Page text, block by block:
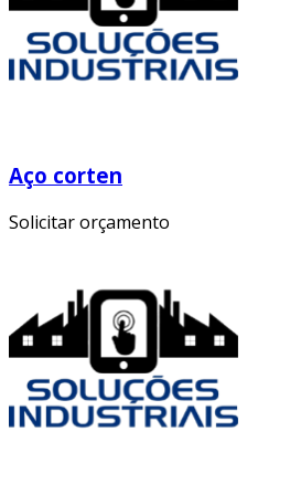
Aço corten
Solicitar orçamento